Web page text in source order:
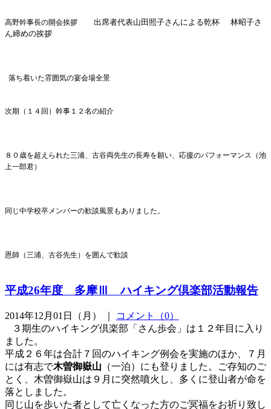
高野幹事長の開会挨拶 出席者代表山田照子さんによる乾杯 林昭子さ
ん締めの挨拶
落ち着いた雰囲気の宴会場全景
次期（１４回）幹事１２名の紹介
８０歳を超えられた三浦、古谷両先生の長寿を願い、応援のパフォーマンス（池
上一郎君）
同じ中学校卒メンバーの歓談風景もありました。
恩師（三浦、古谷先生）を囲んで歓談
平成26年度 多摩Ⅲ ハイキング倶楽部活動報告
2014年12月01日（月） ｜
コメント（0）
３期生のハイキング倶楽部「さん歩会」は１２年目に入り
ました。
平成２６年は合計７回のハイキング例会を実施のほか、７月
には有志で木曽御嶽山 （一泊）にも登りました。ご存知のご
とく、木曽御嶽山は９月に突然噴火し、多くに登山者が命を
落としました。
同じ山を歩いた者として亡くなった方のご冥福をお祈り致し